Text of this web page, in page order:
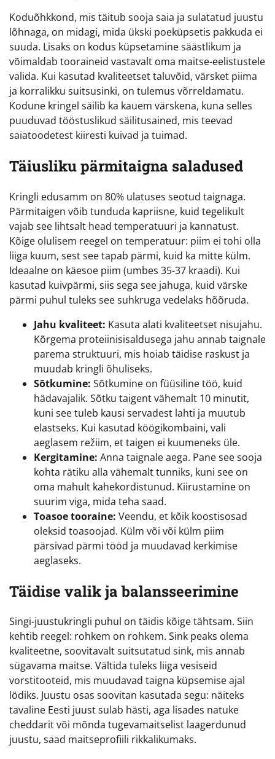
Koduõhkkond, mis täitub sooja saia ja sulatatud juustu
lõhnaga, on midagi, mida ükski poeküpsetis pakkuda ei
suuda. Lisaks on kodus küpsetamine säästlikum ja
võimaldab tooraineid vastavalt oma maitse-eelistustele
valida. Kui kasutad kvaliteetset taluvõid, värsket piima
ja korralikku suitsusinki, on tulemus võrreldamatu.
Kodune kringel säilib ka kauem värskena, kuna selles
puuduvad tööstuslikud säilitusained, mis teevad
saiatoodetest kiiresti kuivad ja tuimad.
Täiusliku pärmitaigna saladused
Kringli edusamm on 80% ulatuses seotud taignaga.
Pärmitaigen võib tunduda kapriisne, kuid tegelikult
vajab see lihtsalt head temperatuuri ja kannatust.
Kõige olulisem reegel on temperatuur: piim ei tohi olla
liiga kuum, sest see tapab pärmi, kuid ka mitte külm.
Ideaalne on käesoe piim (umbes 35-37 kraadi). Kui
kasutad kuivpärmi, siis sega see jahuga, kuid värske
pärmi puhul tuleks see suhkruga vedelaks hõõruda.
Jahu kvaliteet: Kasuta alati kvaliteetset nisujahu.
Kõrgema proteiinisisaldusega jahu annab taignale
parema struktuuri, mis hoiab täidise raskust ja
muudab kringli õhuliseks.
Sõtkumine: Sõtkumine on füüsiline töö, kuid
hädavajalik. Sõtku taigent vähemalt 10 minutit,
kuni see tuleb kausi servadest lahti ja muutub
elastseks. Kui kasutad köögikombaini, vali
aeglasem režiim, et taigen ei kuumeneks üle.
Kergitamine: Anna taignale aega. Pane see sooja
kohta rätiku alla vähemalt tunniks, kuni see on
oma mahult kahekordistunud. Kiirustamine on
suurim viga, mida teha saad.
Toasoe tooraine: Veendu, et kõik koostisosad
oleksid toasoojad. Külm või või külm piim
pärsivad pärmi tööd ja muudavad kerkimise
aeglaseks.
Täidise valik ja balansseerimine
Singi-juustukringli puhul on täidis kõige tähtsam. Siin
kehtib reegel: rohkem on rohkem. Sink peaks olema
kvaliteetne, soovitavalt suitsutatud sink, mis annab
sügavama maitse. Vältida tuleks liiga vesiseid
vorstitooteid, mis muudavad taigna küpsemise ajal
lödiks. Juustu osas soovitan kasutada segu: näiteks
tavaline Eesti juust sulab hästi, aga lisades natuke
cheddarit või mõnda tugevamaitselist laagerdunud
juustu, saad maitseprofiili rikkalikumaks.